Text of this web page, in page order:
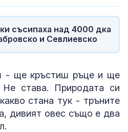
съсипаха над 4000 дка
и Севлиевско
- ще кръстиш ръце и ще
става. Природата си
стана тук - тръните
дивият овес също е два